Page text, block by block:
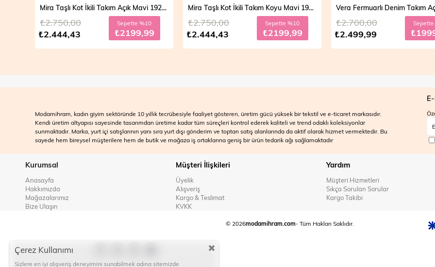
Mira Taşlı Kot İkili Takım Açık Mavi 19286
₺2.444,43
₺2.750,00 Sepette %10
₺2199,99
Mira Taşlı Kot İkili Takım Koyu Mavi 19286
₺2.444,43
₺2.750,00 Sepette %10
₺2199,99 ₺2.499,99
₺2.700,00
Modamihram, kadın giyim sektöründe 10 yıllık tecrübesiyle faaliyet gösteren, üretim gücü yüksek bir tekstil ve e-ticaret markasıdır.
Kendi üretim altyapısı sayesinde tasarımdan üretime kadar tüm süreçleri kontrol ederek kaliteli ve trend odaklı koleksiyonlar
sunmaktadır. Marka, yurt içi satışlarının yanı sıra yurt dışı gönderim ve toptan satış alanlarında da aktif olarak hizmet vermektedir. Bu
sayede hem bireysel müşterilere hem de butik ve mağaza iş ortaklarına geniş bir ürün tedarik ağı sağlamaktadır
Kurumsal
Anasayfa
Hakkımızda
Mağazalarımız
Bize Ulaşın
Müşteri İlişkileri
Üyelik
Alışveriş
Kargo & Teslimat
KVKK
Yardım
Müşteri Hizmetleri
Sıkça Sorulan Sorular
Kargo Takibi
© 2026modamihram.com- Tüm Hakları Saklıdır.
Çerez Kullanımı
Sizlere en iyi alışveriş deneyimini sunabilmek adına sitemizde